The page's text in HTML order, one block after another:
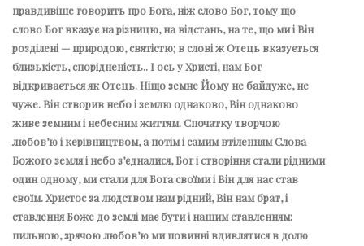
правдивіше говорить про Бога, ніж слово Бог, тому що
слово Бог вказує на різницю, на відстань, на те, що ми і Він
розділені — природою, святістю; в слові ж Отець вказується
близькість, спорідненість.. І ось у Христі, нам Бог
відкривається як Отець. Ніщо земне Йому не байдуже, не
чуже. Він створив небо і землю однаково, Він однаково
живе земним і небесним життям. Спочатку творчою
любов’ю і керівництвом, а потім і самим втіленням Слова
Божого земля і небо з’єдналися, Бог і створіння стали рідними
один одному, ми стали для Бога своїми і Він для нас став
своїм. Христос за людством нам рідний, Він нам брат, і
ставлення Боже до землі має бути і нашим ставленням:
пильною, зрячою любов’ю ми повинні вдивлятися в долю